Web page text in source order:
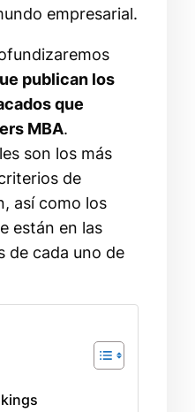
empresarial.
publican los
que
MBA.
son los más
de
así como los
están en las
de cada uno de